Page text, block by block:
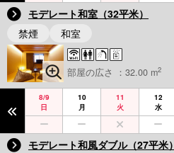
モデレート和室（32平米）
禁煙
和室
部屋の広さ ：32.00 m2
8/9
日
10
月
11
火
12
水
モデレート和風ダブル（27平米）